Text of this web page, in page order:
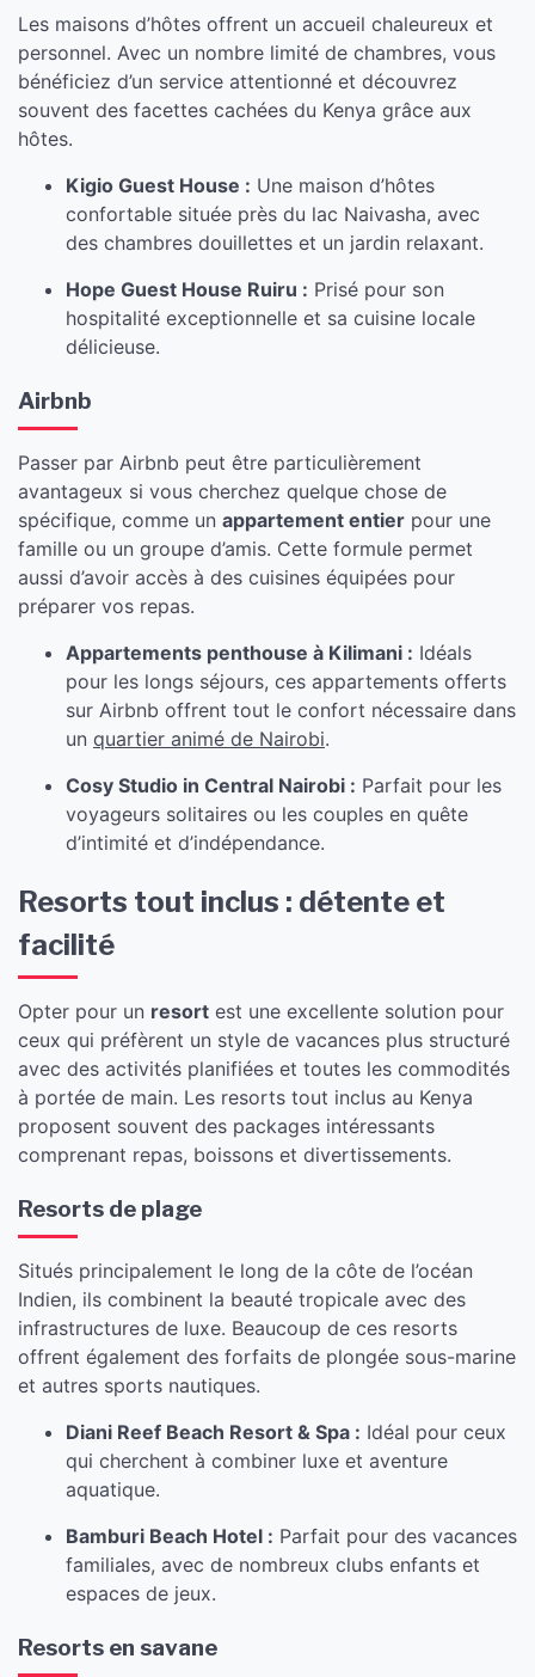
Les maisons d’hôtes offrent un accueil chaleureux et
personnel. Avec un nombre limité de chambres, vous
bénéficiez d’un service attentionné et découvrez
souvent des facettes cachées du Kenya grâce aux
hôtes.
Kigio Guest House : Une maison d’hôtes
confortable située près du lac Naivasha, avec
des chambres douillettes et un jardin relaxant.
Hope Guest House Ruiru : Prisé pour son
hospitalité exceptionnelle et sa cuisine locale
délicieuse.
Airbnb
Passer par Airbnb peut être particulièrement
avantageux si vous cherchez quelque chose de
spécifique, comme un appartement entier pour une
famille ou un groupe d’amis. Cette formule permet
aussi d’avoir accès à des cuisines équipées pour
préparer vos repas.
Appartements penthouse à Kilimani : Idéals
pour les longs séjours, ces appartements offerts
sur Airbnb offrent tout le confort nécessaire dans
un quartier animé de Nairobi.
Cosy Studio in Central Nairobi : Parfait pour les
voyageurs solitaires ou les couples en quête
d’intimité et d’indépendance.
Resorts tout inclus : détente et
facilité
Opter pour un resort est une excellente solution pour
ceux qui préfèrent un style de vacances plus structuré
avec des activités planifiées et toutes les commodités
à portée de main. Les resorts tout inclus au Kenya
proposent souvent des packages intéressants
comprenant repas, boissons et divertissements.
Resorts de plage
Situés principalement le long de la côte de l’océan
Indien, ils combinent la beauté tropicale avec des
infrastructures de luxe. Beaucoup de ces resorts
offrent également des forfaits de plongée sous-marine
et autres sports nautiques.
Diani Reef Beach Resort & Spa : Idéal pour ceux
qui cherchent à combiner luxe et aventure
aquatique.
Bamburi Beach Hotel : Parfait pour des vacances
familiales, avec de nombreux clubs enfants et
espaces de jeux.
Resorts en savane